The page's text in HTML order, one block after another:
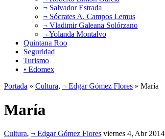
¬ Salvador Estrada
¬ Sócrates A. Campos Lemus
¬ Vladimir Galeana Solórzano
¬ Yolanda Montalvo
Quintana Roo
Seguridad
Turismo
• Edomex
Portada » Cultura, ¬ Edgar Gómez Flores » María
María
Cultura, ¬ Edgar Gómez Flores viernes 4, Abr 2014